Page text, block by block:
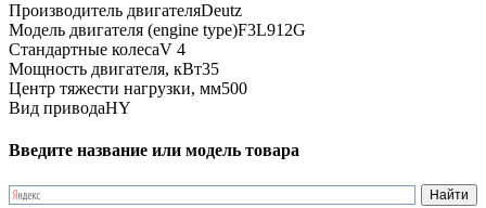
Производитель двигателяDeutz
Модель двигателя (engine type)F3L912G
Стандартные колесаV 4
Мощность двигателя, кВт35
Центр тяжести нагрузки, мм500
Вид приводаHY
Введите название или модель товара